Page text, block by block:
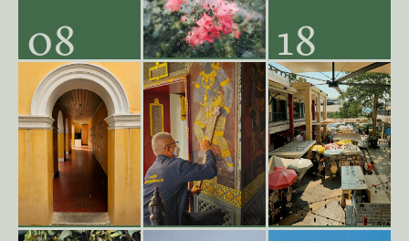
08
2024
18
2024